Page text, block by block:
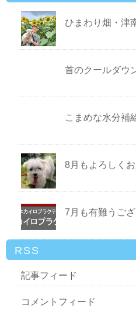
ひまわり畑・津
首のクールダウ
こまめな水分補
8月もよろしく
7月も有難うござ
RSS
記事フィード
コメントフィード